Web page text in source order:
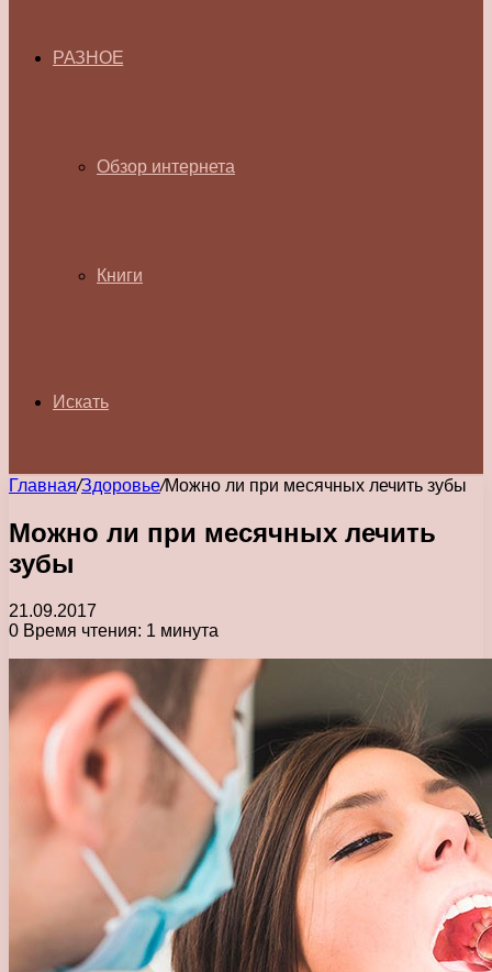
РАЗНОЕ
Обзор интернета
Книги
Искать
Главная/Здоровье/Можно ли при месячных лечить зубы
Можно ли при месячных лечить
зубы
21.09.2017
0 Время чтения: 1 минута